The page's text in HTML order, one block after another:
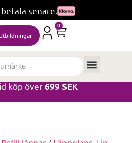
senare.
0
köp över699 SEK